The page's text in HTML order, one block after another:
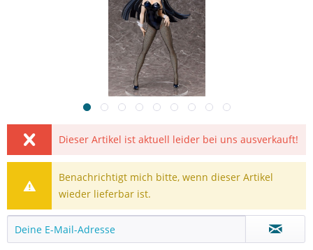
Dieser Artikel ist aktuell leider bei uns ausverkauft!
Benachrichtigt mich bitte, wenn dieser Artikel
wieder lieferbar ist.